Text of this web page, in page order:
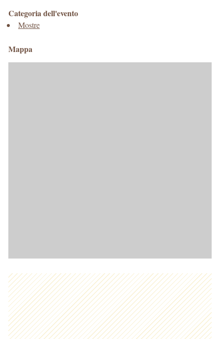
Categoria dell'evento
Mostre
Mappa